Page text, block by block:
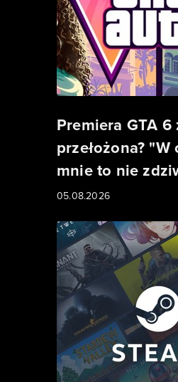
Premiera GTA 6
przełożona?
mnie to nie
05.08.2026